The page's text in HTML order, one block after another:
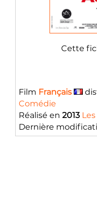
Cette
Film Français
Comédie
Réalisé en 2013
Dernière